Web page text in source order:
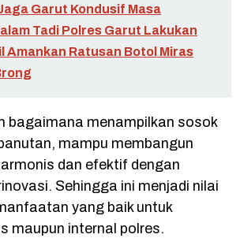
Garut Kondusif Masa
Tadi Polres Garut Lakukan
Amankan Ratusan Botol Miras
bagaimana menampilkan sosok
mampu membangun
dan efektif dengan
Sehingga ini menjadi nilai
yang baik untuk
maupun internal polres.